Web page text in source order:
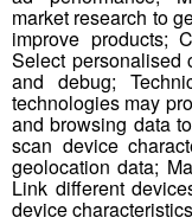
M. Nazari a
mite en
avaient une forme
fait valoir qu’il a
souligner la
découvrir de
market research to
improve products;
Select personalised
and debug;
technologies may
and browsing data
scan device
geolocation data;
Link different
device